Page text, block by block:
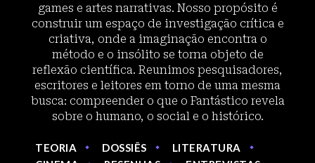
games e artes narrativas. Nosso propósito é
construir um espaço de investigação crítica e
criativa, onde a imaginação encontra o
método e o insólito se torna objeto de
reflexão científica. Reunimos pesquisadores,
escritores e leitores em torno de uma mesma
busca: compreender o que o Fantástico revela
sobre o humano, o social e o histórico.
TEORIA DOSSIÊS
LITERATURA